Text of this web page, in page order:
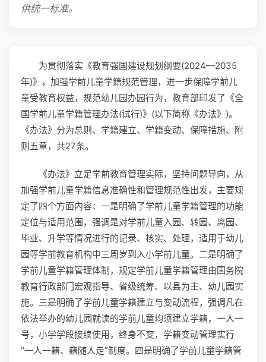
供统一标准。
为贯彻落实《教育强国建设规划纲要(2024—2035
年)》，加强学前儿童学籍规范管理，进一步保障学前儿
童受教育权益，规范幼儿园办园行为，教育部印发了《全
国学前儿童学籍管理办法(试行)》(以下简称《办法》)。
《办法》分为总则、学籍建立、学籍变动、保障措施、附
则五章，共27条。
《办法》立足学前教育管理实际，坚持问题导向，从
加强学前儿童学籍信息准确性和管理规范性出发，主要规
定了四个方面内容：一是明确了学前儿童学籍管理的功能
定位与适用范围，强调是对学前儿童入园、转园、离园、
毕业、升学等情况进行的记录、核实、处理，适用于幼儿
园等学前教育机构中三周岁到入小学前儿童。二是明确了
学前儿童学籍管理体制，规定学前儿童学籍管理由国务院
教育行政部门宏观指导、省级统筹、以县为主、幼儿园实
施。三是明确了学前儿童学籍建立与变动流程，强调凡在
依法举办的幼儿园就读的学前儿童均须建立学籍，一人一
号，小学学段接续使用，终身不变，学籍变动管理实行
“一人一籍、籍随人走”制度。四是明确了学前儿童学籍管